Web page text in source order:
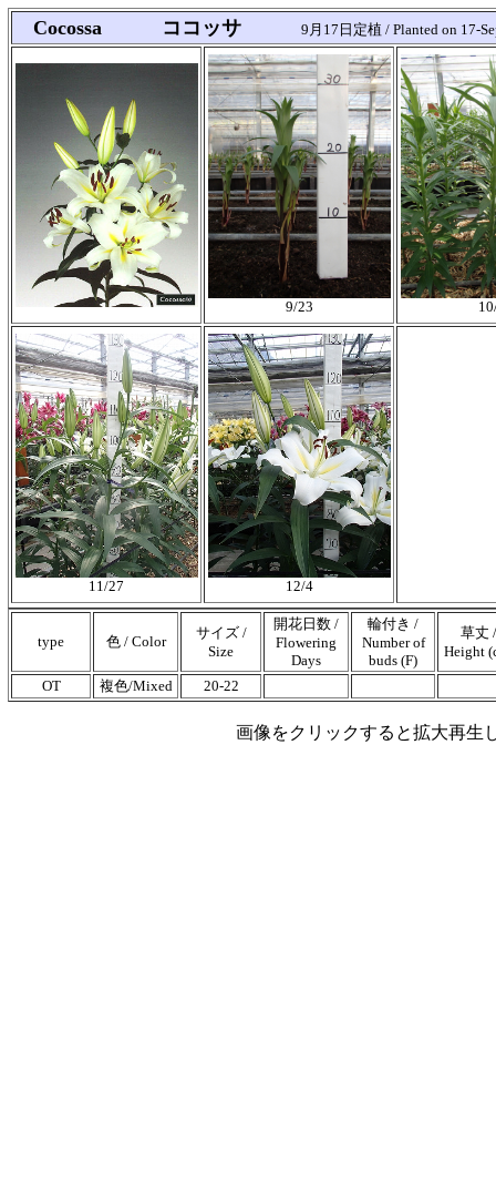
Cocossa ココッサ 9月17日定植 / Planted on 17-
9/23
11/27 12/4
type 色 / Color
サイズ /
Size
開花日数 /
Flowering
Days
輪付き /
Number of
buds (F)
草丈 /
Height
OT 複色/Mixed 20-22
画像をクリックすると拡大再生